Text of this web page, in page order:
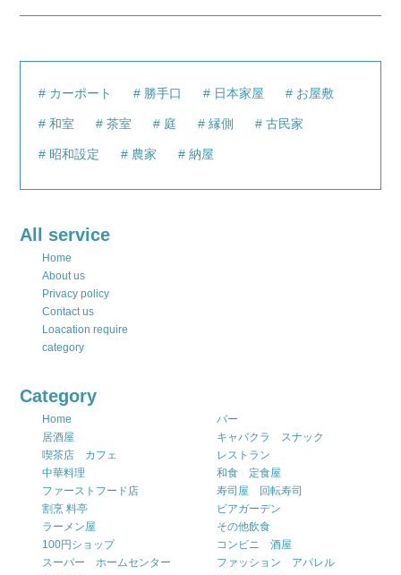
カーポート 勝手口 日本家屋 お屋敷
和室 茶室 庭 縁側 古民家
昭和設定 農家 納屋
All service
Home
About us
Privacy policy
Contact us
Loacation require
category
Category
Home
バー
居酒屋
キャバクラ スナック
喫茶店 カフェ
レストラン
中華料理
和食 定食屋
ファーストフード店
寿司屋 回転寿司
割烹 料亭
ビアガーデン
ラーメン屋
その他飲食
100円ショップ
コンビニ 酒屋
スーパー ホームセンター
ファッション アパレル